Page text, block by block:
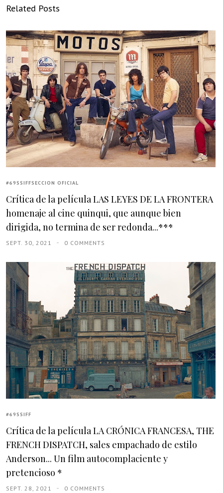
Related Posts
#69SSIFFSECCION OFICIAL
Crítica de la película LAS LEYES DE LA FRONTERA
homenaje al cine quinqui, que aunque bien
dirigida, no termina de ser redonda...***
SEPT. 30, 2021 0 COMMENTS
#69SSIFF
Crítica de la película LA CRÓNICA FRANCESA, THE
FRENCH DISPATCH, sales empachado de estilo
Anderson... Un film autocomplaciente y
pretencioso *
SEPT. 28, 2021 0 COMMENTS